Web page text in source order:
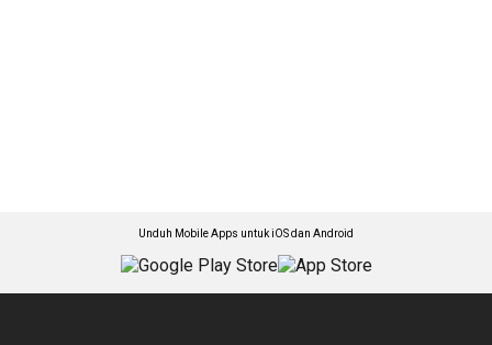
Unduh Mobile Apps untuk iOS dan Android